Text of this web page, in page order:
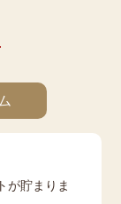
が貯まりま